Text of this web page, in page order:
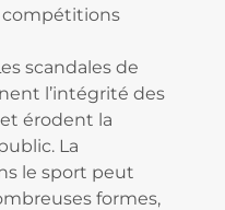
compétitions
scandales de
l’intégrité des
érodent la
La
le sport peut
formes,